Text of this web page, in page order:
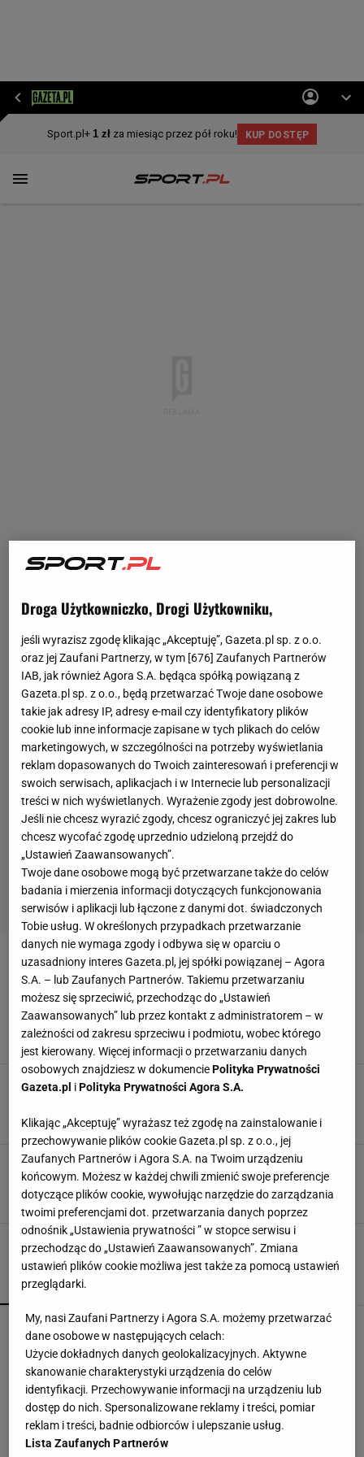
CARLA ESPARZA
Rose Namajunas sensacyjnie traci pas. Joanna
Jędrzejczyk: Nadchodzę
Agnieszka Piskorz,8 MAJA 2022, 12:33
Joanna Jędrzejczyk gotowa na wielki rewanż w
UFC. "Może być następna"
kf,19 LISTOPADA 2021, 10:38
MMA. USA kupiły Jędrzejczyk. Ronda Rousey
gratuluje naszej mistrzyni
Łukasz Jachimiak,15 MARCA 2015, 09:49
POPULARNE
Wielki bieg Anastazji Kuś na 400 metrów. Polka
mistrzynią świata juniorek!
Rozstrzygnęli mecz Igi Świątek z Kostiuk. Koniec
w trzech setach
Droga Użytkowniczko, Drogi Użytkowniku,
jeśli wyrazisz zgodę klikając „Akceptuję”, Gazeta.pl sp. z o.o.
oraz jej Zaufani Partnerzy, w tym [676] Zaufanych Partnerów
IAB, jak również Agora S.A. będąca spółką powiązaną z
Gazeta.pl sp. z o.o., będą przetwarzać Twoje dane osobowe
takie jak adresy IP, adresy e-mail czy identyfikatory plików
cookie lub inne informacje zapisane w tych plikach do celów
marketingowych, w szczególności na potrzeby wyświetlania
reklam dopasowanych do Twoich zainteresowań i preferencji w
swoich serwisach, aplikacjach i w Internecie lub personalizacji
treści w nich wyświetlanych. Wyrażenie zgody jest dobrowolne.
Jeśli nie chcesz wyrazić zgody, chcesz ograniczyć jej zakres lub
chcesz wycofać zgodę uprzednio udzieloną przejdź do
„Ustawień Zaawansowanych”.
Twoje dane osobowe mogą być przetwarzane także do celów
badania i mierzenia informacji dotyczących funkcjonowania
serwisów i aplikacji lub łączone z danymi dot. świadczonych
Tobie usług. W określonych przypadkach przetwarzanie
danych nie wymaga zgody i odbywa się w oparciu o
uzasadniony interes Gazeta.pl, jej spółki powiązanej – Agora
S.A. – lub Zaufanych Partnerów. Takiemu przetwarzaniu
możesz się sprzeciwić, przechodząc do „Ustawień
Zaawansowanych” lub przez kontakt z administratorem – w
zależności od zakresu sprzeciwu i podmiotu, wobec którego
jest kierowany. Więcej informacji o przetwarzaniu danych
osobowych znajdziesz w dokumenciePolityka Prywatności
Gazeta.pl iPolityka Prywatności Agora S.A.
Klikając „Akceptuję” wyrażasz też zgodę na zainstalowanie i
przechowywanie plików cookie Gazeta.pl sp. z o.o., jej
Zaufanych Partnerów i Agora S.A. na Twoim urządzeniu
końcowym. Możesz w każdej chwili zmienić swoje preferencje
dotyczące plików cookie, wywołując narzędzie do zarządzania
twoimi preferencjami dot. przetwarzania danych poprzez
odnośnik „Ustawienia prywatności ” w stopce serwisu i
przechodząc do „Ustawień Zaawansowanych”. Zmiana
ustawień plików cookie możliwa jest także za pomocą ustawień
przeglądarki.
My, nasi Zaufani Partnerzy i Agora S.A. możemy przetwarzać
dane osobowe w następujących celach:
Użycie dokładnych danych geolokalizacyjnych. Aktywne
skanowanie charakterystyki urządzenia do celów
identyfikacji. Przechowywanie informacji na urządzeniu lub
dostęp do nich. Spersonalizowane reklamy i treści, pomiar
reklam i treści, badnie odbiorców i ulepszanie usług.
Lista Zaufanych Partnerów